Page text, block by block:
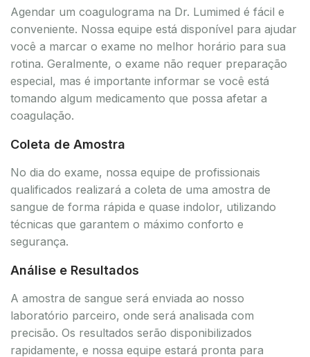
Agendar um coagulograma na Dr. Lumimed é fácil e
conveniente. Nossa equipe está disponível para ajudar
você a marcar o exame no melhor horário para sua
rotina. Geralmente, o exame não requer preparação
especial, mas é importante informar se você está
tomando algum medicamento que possa afetar a
coagulação.
Coleta de Amostra
No dia do exame, nossa equipe de profissionais
qualificados realizará a coleta de uma amostra de
sangue de forma rápida e quase indolor, utilizando
técnicas que garantem o máximo conforto e
segurança.
Análise e Resultados
A amostra de sangue será enviada ao nosso
laboratório parceiro, onde será analisada com
precisão. Os resultados serão disponibilizados
rapidamente, e nossa equipe estará pronta para